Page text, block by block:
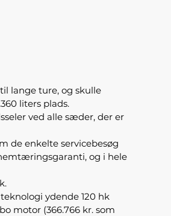
lange ture, og skulle
liters plads.
ved alle sæder, der er
de enkelte servicebesøg
og i hele
ydende 120 hk
motor (366.766 kr. som